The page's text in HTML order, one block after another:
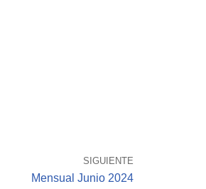
SIGUIENTE
Mensual Junio 2024